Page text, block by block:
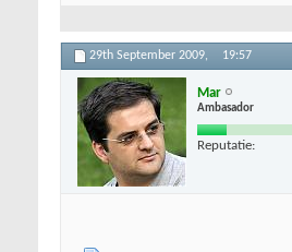
29th September 2009, 19:57
Mar
Ambasador
Reputatie: